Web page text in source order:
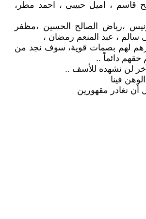
قاسم ، اميل حبيبى ، احمد مطر،
،رياض الصالح الحسين ،مظفر
، عبد المنعم رمضان ،
لهم بصمات قوية، سوف نجد من
حقهم دائماً ..
لن نشهده للأسف ..
فينا
أن نغادر مقهورين